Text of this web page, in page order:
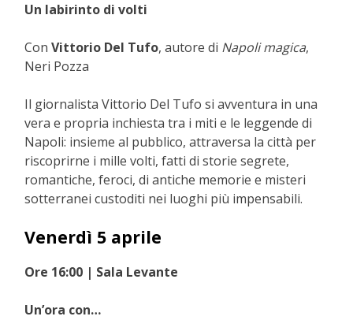
Un labirinto di volti
Con Vittorio Del Tufo, autore di Napoli magica,
Neri Pozza
Il giornalista Vittorio Del Tufo si avventura in una
vera e propria inchiesta tra i miti e le leggende di
Napoli: insieme al pubblico, attraversa la città per
riscoprirne i mille volti, fatti di storie segrete,
romantiche, feroci, di antiche memorie e misteri
sotterranei custoditi nei luoghi più impensabili.
Venerdì 5 aprile
Ore 16:00 | Sala Levante
Un’ora con…